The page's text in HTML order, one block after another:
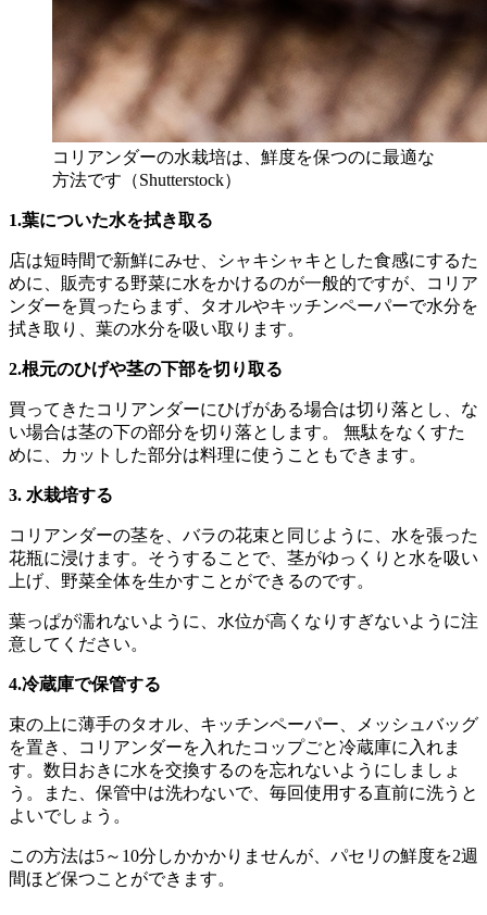
コリアンダーの水栽培は、鮮度を保つのに最適な
方法です（Shutterstock）
1.葉についた水を拭き取る
店は短時間で新鮮にみせ、シャキシャキとした食感にするた
めに、販売する野菜に水をかけるのが一般的ですが、コリア
ンダーを買ったらまず、タオルやキッチンペーパーで水分を
拭き取り、葉の水分を吸い取ります。
2.根元のひげや茎の下部を切り取る
買ってきたコリアンダーにひげがある場合は切り落とし、な
い場合は茎の下の部分を切り落とします。 無駄をなくすた
めに、カットした部分は料理に使うこともできます。
3. 水栽培する
コリアンダーの茎を、バラの花束と同じように、水を張った
花瓶に浸けます。そうすることで、茎がゆっくりと水を吸い
上げ、野菜全体を生かすことができるのです。
葉っぱが濡れないように、水位が高くなりすぎないように注
意してください。
4.冷蔵庫で保管する
束の上に薄手のタオル、キッチンペーパー、メッシュバッグ
を置き、コリアンダーを入れたコップごと冷蔵庫に入れま
す。数日おきに水を交換するのを忘れないようにしましょ
う。また、保管中は洗わないで、毎回使用する直前に洗うと
よいでしょう。
この方法は5～10分しかかかりませんが、パセリの鮮度を2週
間ほど保つことができます。